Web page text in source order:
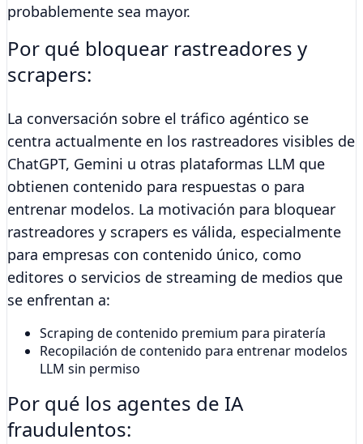
probablemente sea mayor.
Por qué bloquear rastreadores y
scrapers:
La conversación sobre el tráfico agéntico se
centra actualmente en los rastreadores visibles de
ChatGPT, Gemini u otras plataformas LLM que
obtienen contenido para respuestas o para
entrenar modelos. La motivación para bloquear
rastreadores y scrapers es válida, especialmente
para empresas con contenido único, como
editores o servicios de streaming de medios que
se enfrentan a:
Scraping de contenido premium para piratería
Recopilación de contenido para entrenar modelos
LLM sin permiso
Por qué los agentes de IA
fraudulentos: